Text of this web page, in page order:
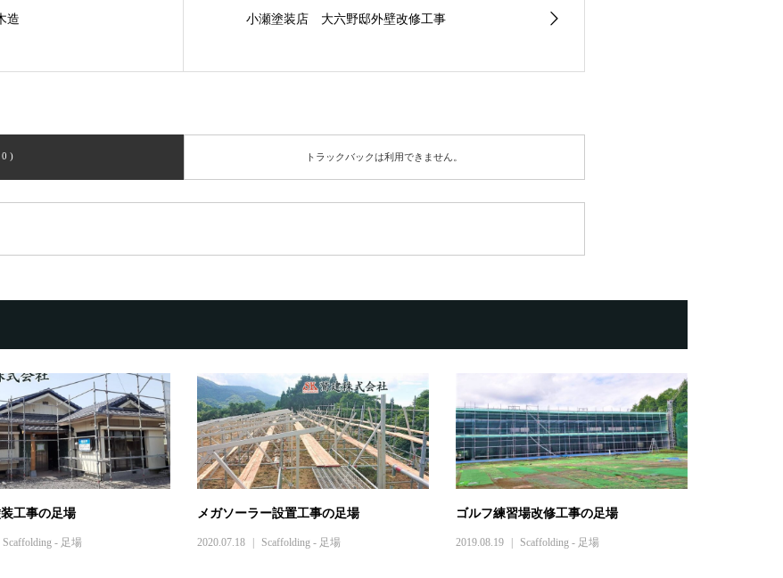
造 小瀬塗装店 大六野邸外壁改修工事
0 ) トラックバックは利用できません。
工事の足場
Scaffolding - 足場
メガソーラー設置工事の足場
2020.07.18 Scaffolding - 足場
ゴルフ練習場改修工事の足場
2019.08.19 Scaffolding - 足場